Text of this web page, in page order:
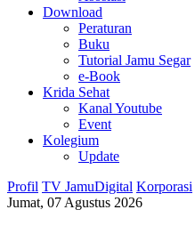
Download
Peraturan
Buku
Tutorial Jamu Segar
e-Book
Krida Sehat
Kanal Youtube
Event
Kolegium
Update
Profil TV JamuDigital Korporasi
Jumat, 07 Agustus 2026